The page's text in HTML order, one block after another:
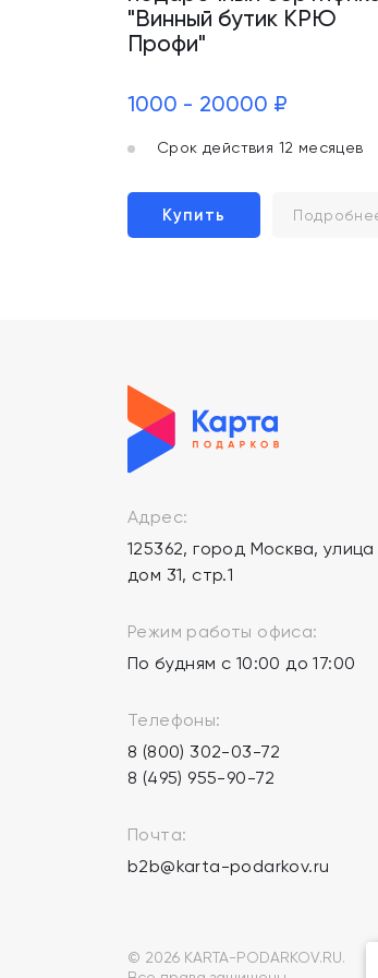
"Винный бутик КРЮ
Профи"
1000 - 20000 ₽
Срок действия 12 месяцев
Купить
Адрес:
125362, город Москва,
дом 31, стр.1
Режим работы офиса:
По будням с 10:00 до 17:00
Телефоны:
8 (800) 302-03-72
8 (495) 955-90-72
Почта:
b2b@karta-podarkov.ru
© 2026 KARTA-PODARKOV.RU.